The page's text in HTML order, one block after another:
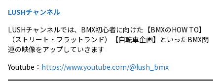
LUSHチャンネル
LUSHチャンネルでは、BMX初心者に向けた【BMXのHOW TO】
（ストリート・フラットランド）【自転車企画】といったBMX関
連の映像をアップしていきます
Youtube： https://www.youtube.com/@lush_bmx